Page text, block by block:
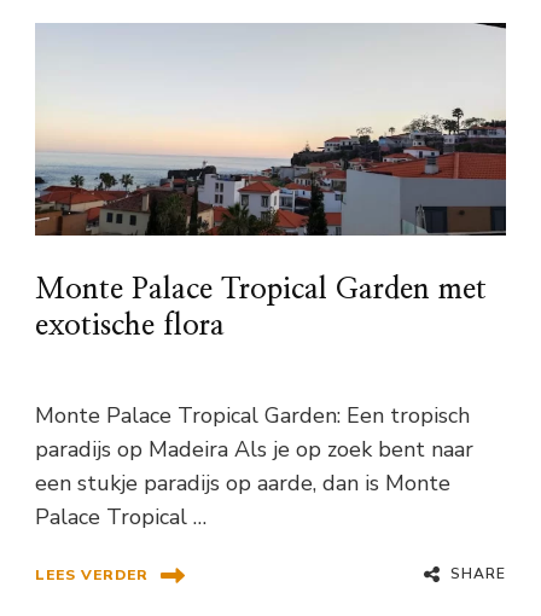
Monte Palace Tropical Garden met
exotische flora
Monte Palace Tropical Garden: Een tropisch
paradijs op Madeira Als je op zoek bent naar
een stukje paradijs op aarde, dan is Monte
Palace Tropical …
LEES VERDER SHARE